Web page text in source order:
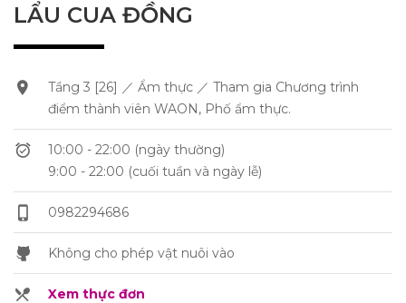
LẨU CUA ĐỒNG
Tầng 3 [26] ／ Ẩm thực ／ Tham gia Chương trình
điểm thành viên WAON, Phố ẩm thực.
10:00 - 22:00 (ngày thường)
9:00 - 22:00 (cuối tuần và ngày lễ)
0982294686
Không cho phép vật nuôi vào
Xem thực đơn